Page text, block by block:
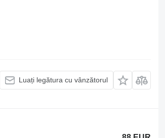
Luați legătura cu vânzătorul